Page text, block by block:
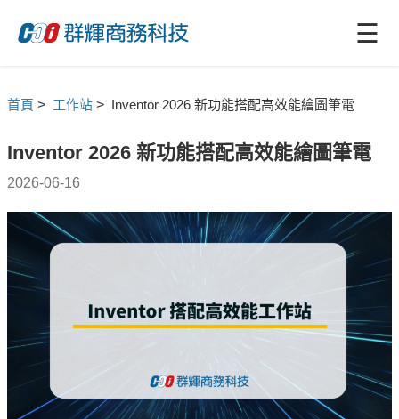
☰
首頁 > 工作站 > Inventor 2026 新功能搭配高效能繪圖筆電
Inventor 2026 新功能搭配高效能繪圖筆電
2026-06-16